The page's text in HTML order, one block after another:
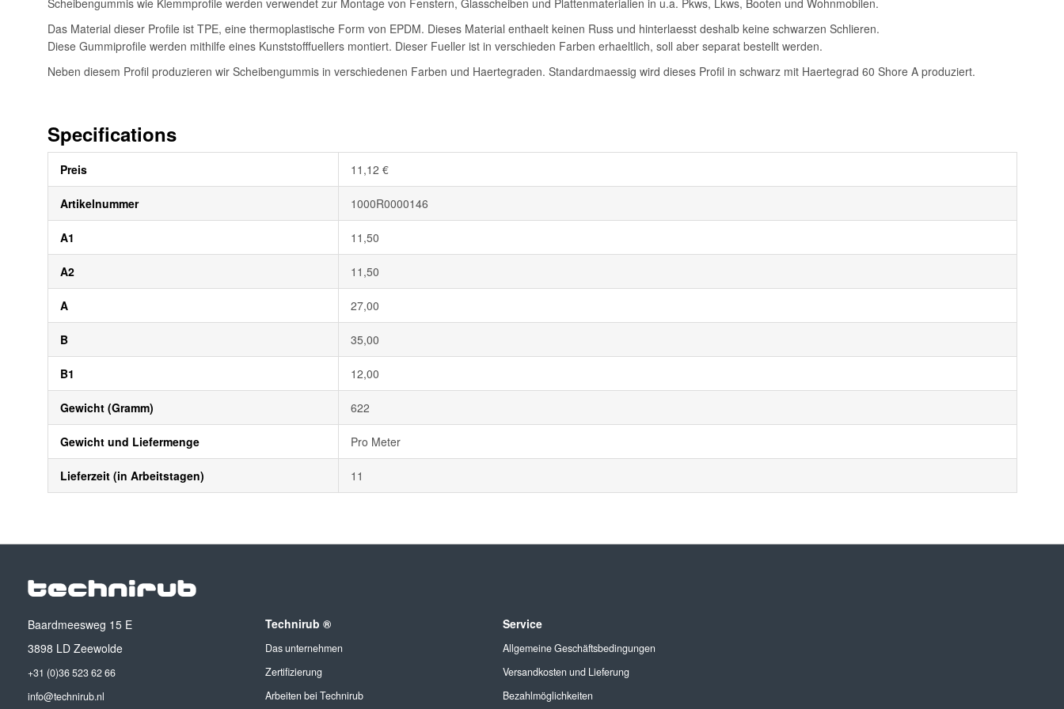
Scheibengummis wie Klemmprofile werden verwendet zur Montage von Fenstern, Glasscheiben und Plattenmaterialien in u.a. Pkws, Lkws, Booten und Wohnmobilen.
Das Material dieser Profile ist TPE, eine thermoplastische Form von EPDM. Dieses Material enthaelt keinen Russ und hinterlaesst deshalb keine schwarzen Schlieren.
Diese Gummiprofile werden mithilfe eines Kunststofffuellers montiert. Dieser Fueller ist in verschieden Farben erhaeltlich, soll aber separat bestellt werden.
Neben diesem Profil produzieren wir Scheibengummis in verschiedenen Farben und Haertegraden. Standardmaessig wird dieses Profil in schwarz mit Haertegrad 60 Shore A produziert.
Specifications
Informationen
Preis 11,12 €
Artikelnummer 1000R0000146
A1 11,50
A2 11,50
A 27,00
B 35,00
B1 12,00
Gewicht (Gramm) 622
Gewicht und Liefermenge Pro Meter
Lieferzeit (in Arbeitstagen) 11
Baardmeesweg 15 E
3898 LD Zeewolde
+31 (0)36 523 62 66
info@technirub.nl
Technirub ®
Das unternehmen
Zertifizierung
Arbeiten bei Technirub
Service
Allgemeine Geschäftsbedingungen
Versandkosten und Lieferung
Bezahlmöglichkeiten